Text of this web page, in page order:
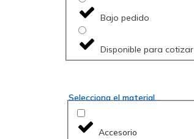
Bajo pedido
Disponible para cotizar
Selecciona el material...
Accesorio